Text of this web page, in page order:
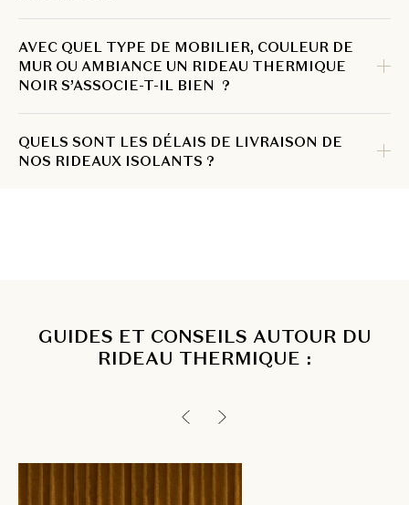
AVEC QUEL TYPE DE MOBILIER, COULEUR DE
MUR OU AMBIANCE UN RIDEAU THERMIQUE
NOIR S’ASSOCIE-T-IL BIEN ?
QUELS SONT LES DÉLAIS DE LIVRAISON DE
NOS RIDEAUX ISOLANTS ?
GUIDES ET CONSEILS AUTOUR DU
RIDEAU THERMIQUE :